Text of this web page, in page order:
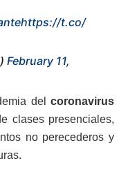
https://t.co/
February 11,
del coronavirus
clases presenciales,
no perecederos y